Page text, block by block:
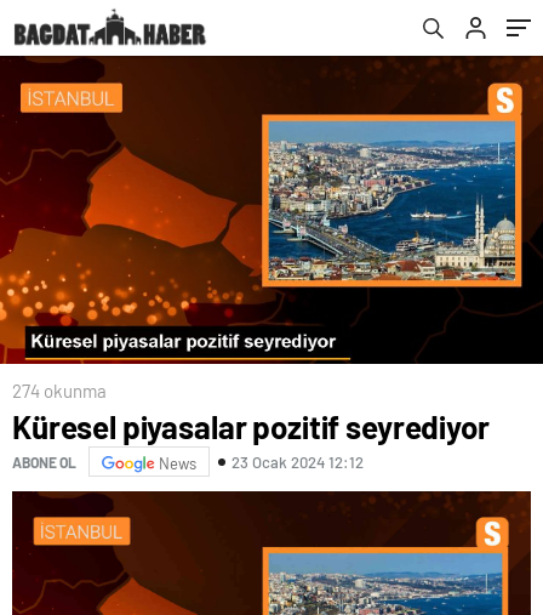
274 okunma
Küresel piyasalar pozitif seyrediyor
ABONE OL News 23 Ocak 2024 12:12
futbolu ve golfü geçer